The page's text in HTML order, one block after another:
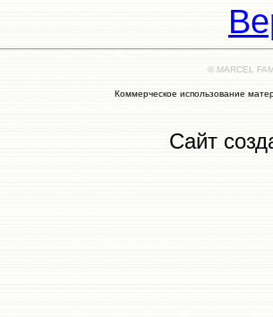
© MARCEL
Коммерческое использование
Сайт